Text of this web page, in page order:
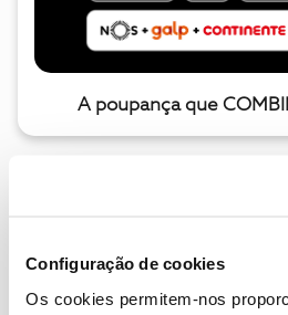
Configuração de cookies
Os cookies permitem-nos
A poupança que